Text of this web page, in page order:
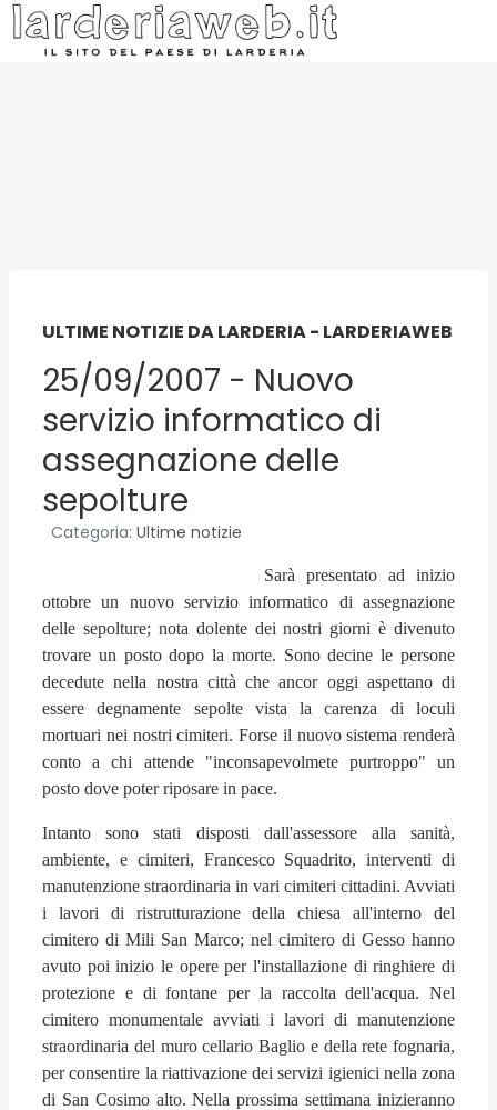
ULTIME NOTIZIE DA LARDERIA - LARDERIAWEB
25/09/2007 - Nuovo
servizio informatico di
assegnazione delle
sepolture
Categoria: Ultime notizie
Sarà presentato ad inizio
ottobre un nuovo servizio informatico di assegnazione
delle sepolture; nota dolente dei nostri giorni è divenuto
trovare un posto dopo la morte. Sono decine le persone
decedute nella nostra città che ancor oggi aspettano di
essere degnamente sepolte vista la carenza di loculi
mortuari nei nostri cimiteri. Forse il nuovo sistema renderà
conto a chi attende "inconsapevolmete purtroppo" un
posto dove poter riposare in pace.
Intanto sono stati disposti dall'assessore alla sanità,
ambiente, e cimiteri, Francesco Squadrito, interventi di
manutenzione straordinaria in vari cimiteri cittadini. Avviati
i lavori di ristrutturazione della chiesa all'interno del
cimitero di Mili San Marco; nel cimitero di Gesso hanno
avuto poi inizio le opere per l'installazione di ringhiere di
protezione e di fontane per la raccolta dell'acqua. Nel
cimitero monumentale avviati i lavori di manutenzione
straordinaria del muro cellario Baglio e della rete fognaria,
per consentire la riattivazione dei servizi igienici nella zona
di San Cosimo alto. Nella prossima settimana inizieranno